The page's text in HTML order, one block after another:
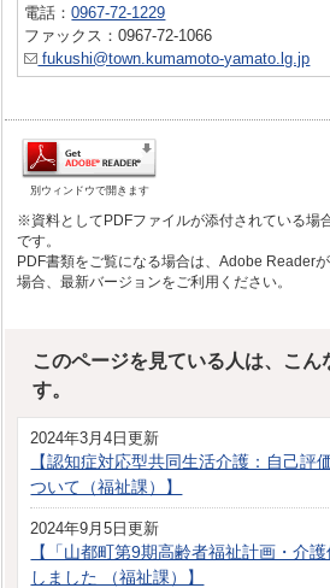
電話：0967-72-1229
ファックス：0967-72-1066
fukushi@town.kumamoto-yamato.lg.jp
別ウィンドウで開きます
※資料としてPDFファイルが添付されている場
です。
PDF書類をご覧になる場合は、Adobe Reader
場合、最新バージョンをご利用ください。
このページを見ている人は、こん
す。
2024年3月4日更新
【認知症対応型共同生活介護：自己評
ついて（福祉課）】
2024年9月5日更新
【「山都町第9期高齢者福祉計画・介
しました （福祉課）】